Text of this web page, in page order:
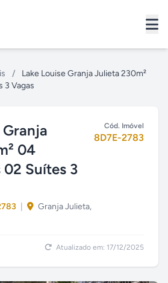
/
Lake Louise Granja Julieta 230m²
3 Vagas
Granja
04
Suítes 3
Granja Julieta,
Cód. Imóvel
8D7E-2783
Atualizado em: 17/12/2025